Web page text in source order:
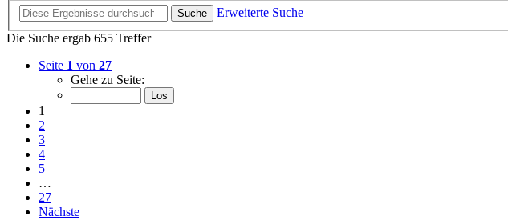
Suche
Erweiterte Suche
Die Suche ergab 655 Treffer
Seite 1 von 27
Gehe zu Seite:
1
2
3
4
5
…
27
Nächste